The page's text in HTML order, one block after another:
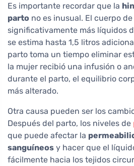
Es importante recordar que la
parto no es inusual. El cuerpo
significativamente más líquidos
se estima hasta 1,5 litros
parto toma un tiempo eliminar
la mujer recibió una infusión o
durante el parto, el equilibrio
más alterado.
Otra causa pueden ser los
Después del parto, los niveles de
que puede afectar la
sanguíneos y hacer que el
fácilmente hacia los tejidos